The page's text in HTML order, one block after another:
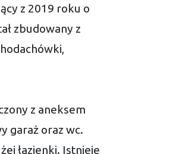
z 2019 roku o
zbudowany z
z aneksem
garaż oraz wc.
łazienki. Istnieje